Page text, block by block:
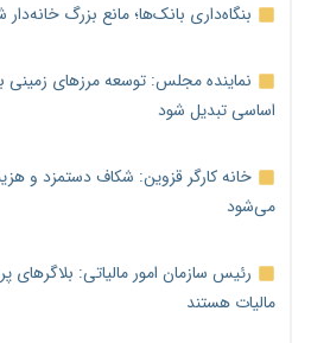
بنگاه‌داری بانک‌ها؛ مانع بزرگ
نماینده مجلس: توسعه مرزهای زمینی
اساسی تبدیل شود
خانه کارگر قزوین: شکاف دستمزد و
می‌شود
رئیس سازمان امور مالیاتی:
مالیات هستند